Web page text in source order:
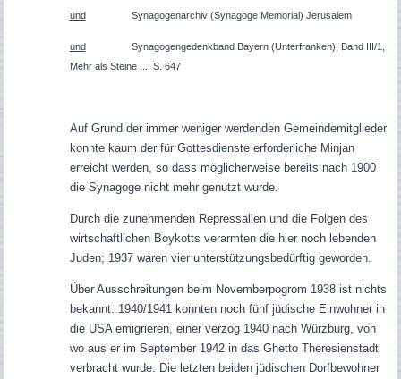
undSynagogenarchiv (Synagoge Memorial) Jerusalem
undSynagogengedenkband Bayern (Unterfranken), Band III/1,
Mehr als Steine ..., S. 647
Auf Grund der immer weniger werdenden Gemeindemitglieder
konnte kaum der für Gottesdienste erforderliche Minjan
erreicht werden, so dass möglicherweise bereits nach 1900
die Synagoge nicht mehr genutzt wurde.
Durch die zunehmenden Repressalien und die Folgen des
wirtschaftlichen Boykotts verarmten die hier noch lebenden
Juden; 1937 waren vier unterstützungsbedürftig geworden.
Über Ausschreitungen beim Novemberpogrom 1938 ist nichts
bekannt. 1940/1941 konnten noch fünf jüdische Einwohner in
die USA emigrieren, einer verzog 1940 nach Würzburg, von
wo aus er im September 1942 in das Ghetto Theresienstadt
verbracht wurde. Die letzten beiden jüdischen Dorfbewohner